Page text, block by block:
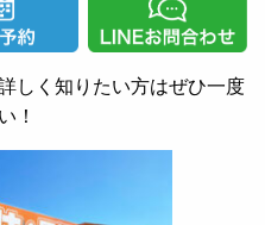
しく知りたい方はぜひ一度
！